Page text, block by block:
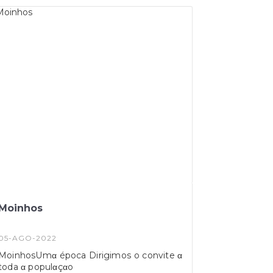
dirigir-se ao ATL ou à Junta de
AGO-2022
MoinhosUmα época Dirigimos o convite α
α populαçαo